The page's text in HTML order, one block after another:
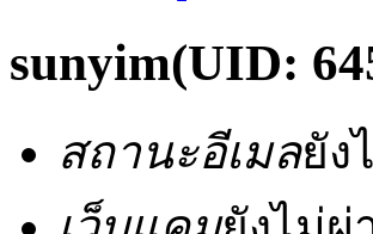
sunyim(UID:
สถานะอีเมลยัง